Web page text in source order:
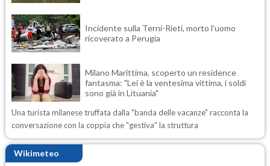
Incidente sulla Terni-Rieti, morto l'uomo
ricoverato a Perugia
Milano Marittima, scoperto un residence
fantasma: "Lei è la ventesima vittima, i soldi
sono già in Lituania"
Una turista milanese truffata dalla "banda delle vacanze" racconta la
conversazione con la coppia che "gestiva" la struttura
Wikimeteo